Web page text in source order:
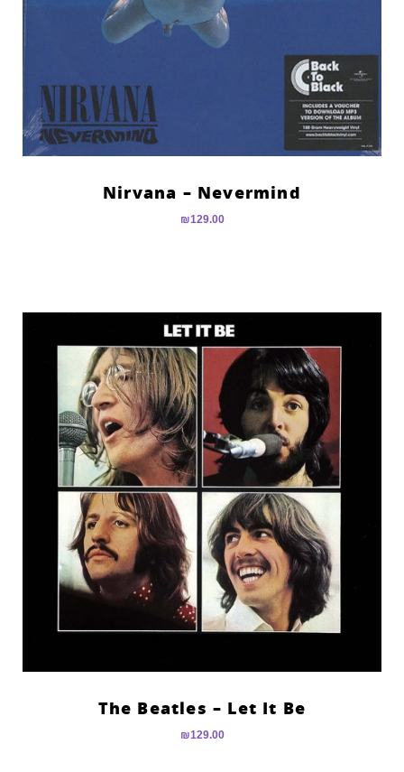
Nirvana – Nevermind
₪129.00
The Beatles – Let It Be
₪129.00